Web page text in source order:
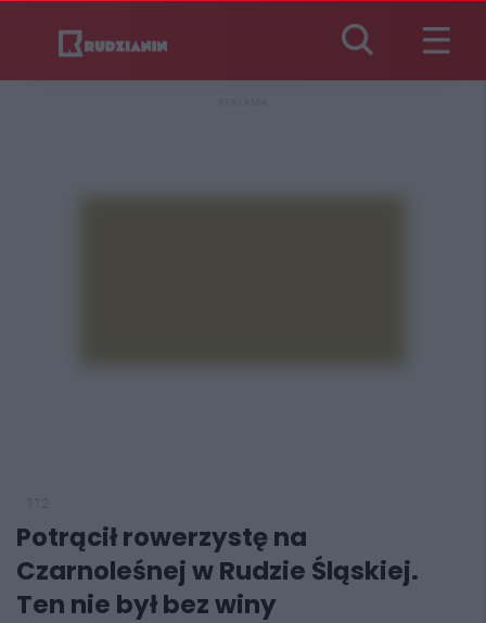
Potrącił rowerzystę na
Czarnoleśnej w Rudzie Śląskiej.
Ten nie był bez winy